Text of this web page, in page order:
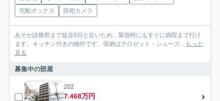
宅配ボックス
防犯カメラ
あそか診療所まで徒歩5分と近いため、緊急時にもすぐに病院まで行け
ます。キッチン付きの物件です。収納はクロゼット・シューズ... もっと
見る
募集中の部屋
202
7.468万円